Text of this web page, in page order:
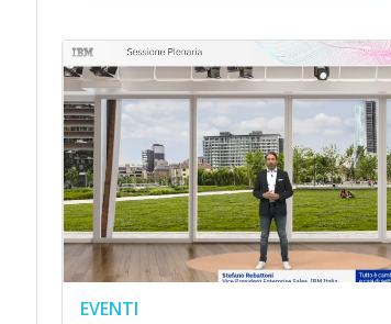
EVENTI